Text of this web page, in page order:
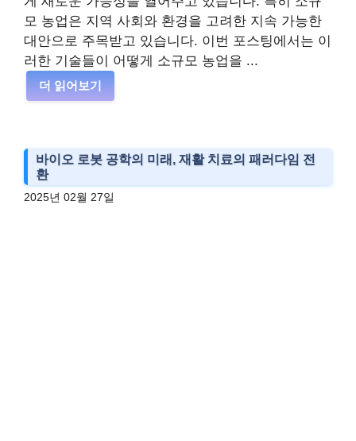
모 농업은 지역 사회와 환경을 고려한 지속 가능한
대안으로 주목받고 있습니다. 이번 포스팅에서는 이
러한 기술들이 어떻게 소규모 농업을 ...
더 읽어보기
바이오 로봇 공학의 미래, 재활 치료의 패러다임 전
환
2025년 02월 27일